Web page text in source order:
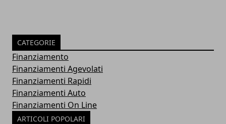
CATEGORIE
Finanziamento
Finanziamenti Agevolati
Finanziamenti Rapidi
Finanziamenti Auto
Finanziamenti On Line
ARTICOLI POPOLARI